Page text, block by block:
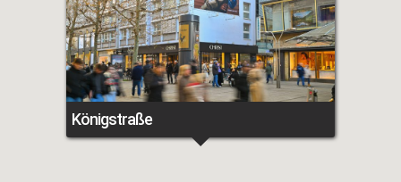
Königstraße